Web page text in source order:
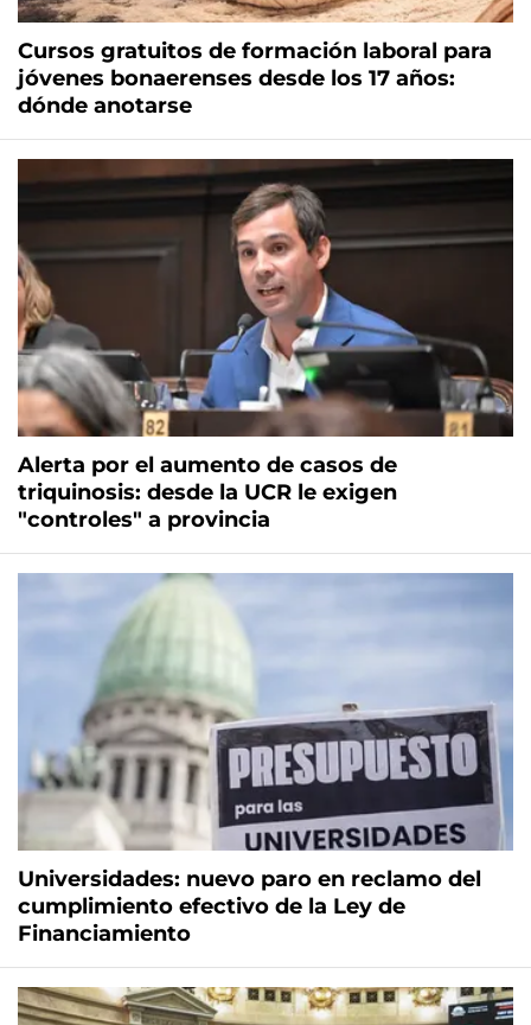
Cursos gratuitos de formación laboral para
jóvenes bonaerenses desde los 17 años:
dónde anotarse
Alerta por el aumento de casos de
triquinosis: desde la UCR le exigen
"controles" a provincia
Universidades: nuevo paro en reclamo del
cumplimiento efectivo de la Ley de
Financiamiento